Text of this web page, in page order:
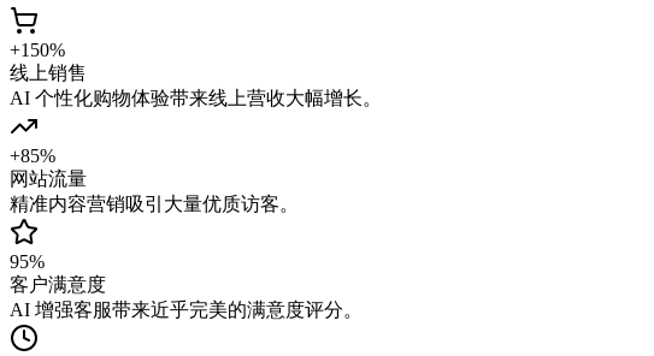
+150%
线上销售
AI 个性化购物体验带来线上营收大幅增长。
+85%
网站流量
精准内容营销吸引大量优质访客。
95%
客户满意度
AI 增强客服带来近乎完美的满意度评分。